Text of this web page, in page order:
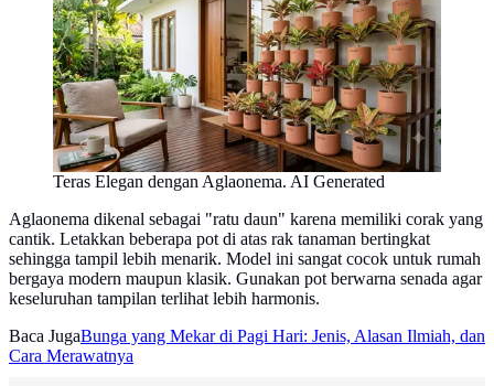
Teras Elegan dengan Aglaonema. AI Generated
Aglaonema dikenal sebagai "ratu daun" karena memiliki corak yang
cantik. Letakkan beberapa pot di atas rak tanaman bertingkat
sehingga tampil lebih menarik. Model ini sangat cocok untuk rumah
bergaya modern maupun klasik. Gunakan pot berwarna senada agar
keseluruhan tampilan terlihat lebih harmonis.
Baca JugaBunga yang Mekar di Pagi Hari: Jenis, Alasan Ilmiah, dan
Cara Merawatnya